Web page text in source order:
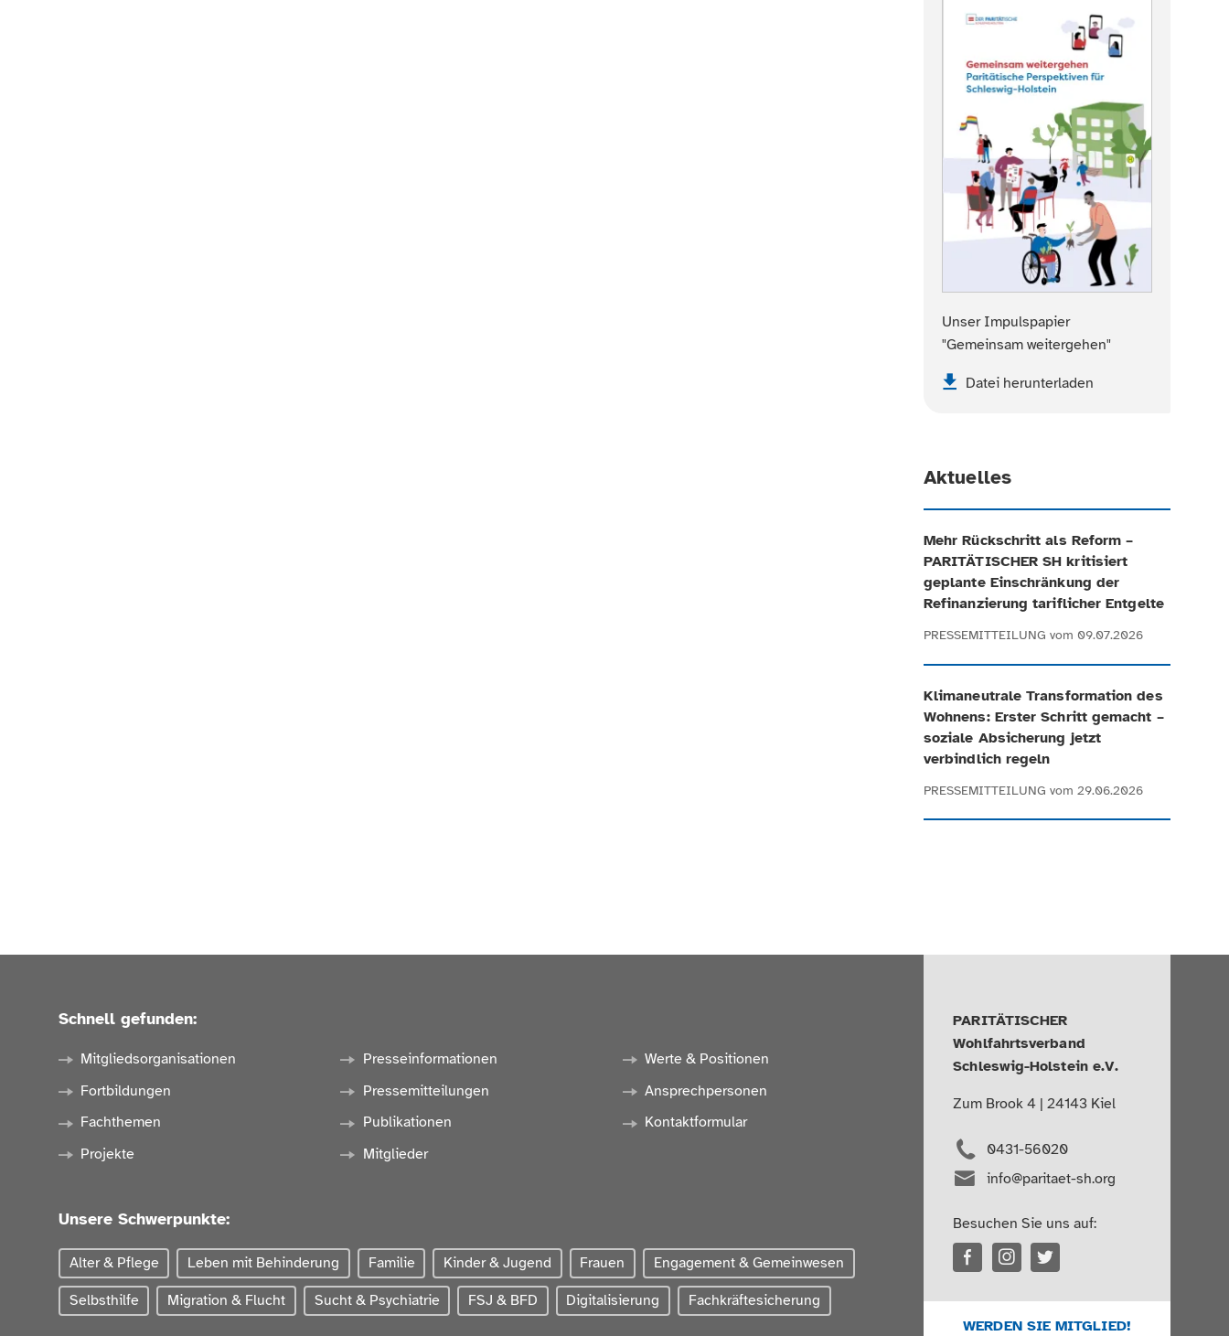
Unser Impulspapier
"Gemeinsam weitergehen"
Datei herunterladen
Aktuelles
Mehr Rückschritt als Reform –
PARITÄTISCHER SH kritisiert
geplante Einschränkung der
Refinanzierung tariflicher Entgelte
PRESSEMITTEILUNG vom 09.07.2026
Klimaneutrale Transformation des
Wohnens: Erster Schritt gemacht –
soziale Absicherung jetzt
verbindlich regeln
PRESSEMITTEILUNG vom 29.06.2026
Schnell gefunden:
Mitgliedsorganisationen
Fortbildungen
Fachthemen
Projekte
Presseinformationen
Pressemitteilungen
Publikationen
Mitglieder
Werte & Positionen
Ansprechpersonen
Kontaktformular
Unsere Schwerpunkte:
Alter & Pflege Leben mit Behinderung Familie Kinder & Jugend Frauen Engagement & Gemeinwesen
Selbsthilfe Migration & Flucht Sucht & Psychiatrie FSJ & BFD Digitalisierung Fachkräftesicherung
PARITÄTISCHER
Wohlfahrtsverband
Schleswig-Holstein e.V.
Zum Brook 4 | 24143 Kiel
0431-56020
info@paritaet-sh.org
Besuchen Sie uns auf:
WERDEN SIE MITGLIED!